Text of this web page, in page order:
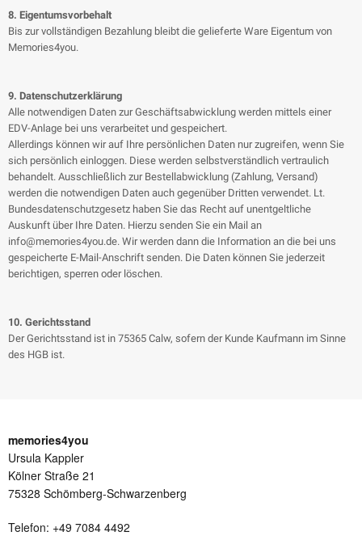
8. Eigentumsvorbehalt
Bis zur vollständigen Bezahlung bleibt die gelieferte Ware Eigentum von
Memories4you.
9. Datenschutzerklärung
Alle notwendigen Daten zur Geschäftsabwicklung werden mittels einer
EDV-Anlage bei uns verarbeitet und gespeichert.
Allerdings können wir auf Ihre persönlichen Daten nur zugreifen, wenn Sie
sich persönlich einloggen. Diese werden selbstverständlich vertraulich
behandelt. Ausschließlich zur Bestellabwicklung (Zahlung, Versand)
werden die notwendigen Daten auch gegenüber Dritten verwendet. Lt.
Bundesdatenschutzgesetz haben Sie das Recht auf unentgeltliche
Auskunft über Ihre Daten. Hierzu senden Sie ein Mail an
info@memories4you.de. Wir werden dann die Information an die bei uns
gespeicherte E-Mail-Anschrift senden. Die Daten können Sie jederzeit
berichtigen, sperren oder löschen.
10. Gerichtsstand
Der Gerichtsstand ist in 75365 Calw, sofern der Kunde Kaufmann im Sinne
des HGB ist.
memories4you
Ursula Kappler
Kölner Straße 21
75328 Schömberg-Schwarzenberg
Telefon: +49 7084 4492